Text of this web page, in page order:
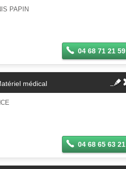
PAPIN
04 68 71 21 59
médical
04 68 65 63 21